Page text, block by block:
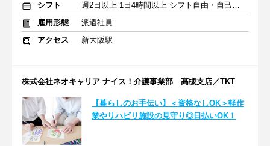
シフト
週2日以上 1日4時間以上 シフト自由・自己申告
雇用形態
派遣社員
アクセス
新大阪駅
株式会社ネオキャリア ナイス！介護事業部 高槻支店／TKT
【暮らしのお手伝い】＜資格なしOK＞軽作
業やリハビリ施設の見守り◎日払いOK！